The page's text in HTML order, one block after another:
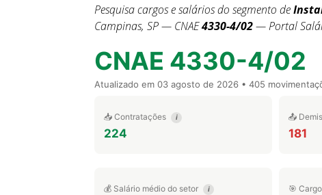
Pesquisa cargos e salários do segmento de
Campinas, SP — CNAE4330-4/02— Portal
CNAE 4330-4/02
Atualizado em 03 agosto de 2026 • 405
📥 Contratações i
224
📤
181
💰 Salário médio do setor i 🎯